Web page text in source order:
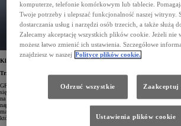
Kluczowe cechy
Trzy główne elementy
GR GT zaprojektowano jako samochód dopuszczony do ruchu drogowego
się zasadą stawiania kierowcy w centrum uwagi, inżynierowie skupili się nie
na stworzeniu wrażenia pełnej harmonii między autem a prowadzącym.
napędowy łączący nowy 4-litrowy silnik V8 z dwiema turbosprężarkami
ma generować ponad 650 KM mocy i co najmniej 850 Nm momentu
które mają zapewnić wyjątkowe przyspieszenie i responsywność.
komputerze, telefonie komórkowym lub tablecie.
Twoje potrzeby i ulepszać funkcjonalność naszej witryny.
dostarczania usług i narzędzi osób trzecich, a także służą
Zalecamy akceptację wszystkich plików cookie. Jeżeli nie
możesz łatwo zmienić ich ustawienia. Szczegółowe
znajdziesz w naszej Polityce plików cookie.
Odrzuć wszystkie Zaakceptuj
Ustawienia plików cookie